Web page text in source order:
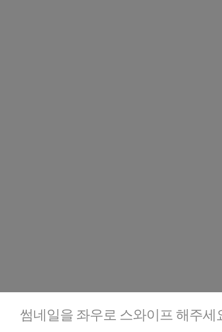
썸네일을 좌우로 스와이프 해주세